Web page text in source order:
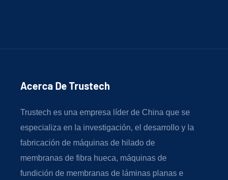
Acerca De Trustech
Trustech es una empresa líder de China que se
especializa en la investigación, el desarrollo y la
fabricación de máquinas de hilado de
membranas de fibra hueca, máquinas de
fundición de membranas de láminas planas e